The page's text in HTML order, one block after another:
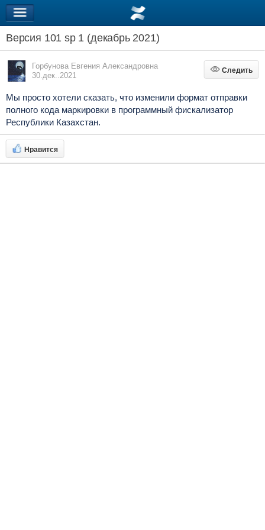
Версия 101 sp 1 (декабрь 2021)
Горбунова Евгения Александровна
30.дек..2021
Следить
Следить
Мы просто хотели сказать, что изменили формат отправки
полного кода маркировки в программный фискализатор
Республики Казахстан.
Нравится